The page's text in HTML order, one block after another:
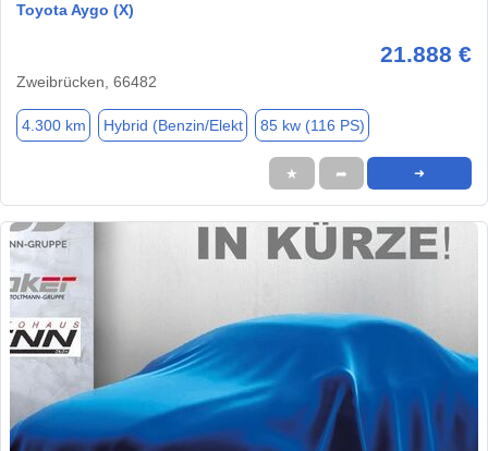
Toyota Aygo (X)
21.888 €
Zweibrücken, 66482
4.300 km Hybrid (Benzin/Elekt 85 kw (116 PS)
★ ➦ ➜